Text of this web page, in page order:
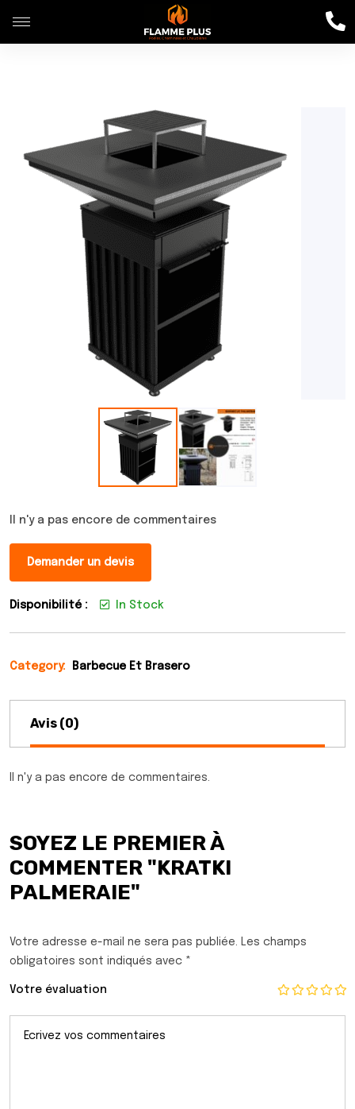
Il n'y a pas encore de commentaires
Demander un devis
Disponibilité : In Stock
Category: Barbecue Et Brasero
Avis (0)
Il n'y a pas encore de commentaires.
SOYEZ LE PREMIER À
COMMENTER "KRATKI
PALMERAIE"
Votre adresse e-mail ne sera pas publiée. Les champs
obligatoires sont indiqués avec *
Votre évaluation